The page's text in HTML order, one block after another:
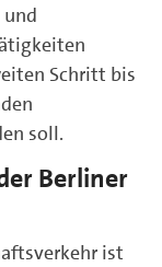
Schritt bis
soll.
Berliner
ist